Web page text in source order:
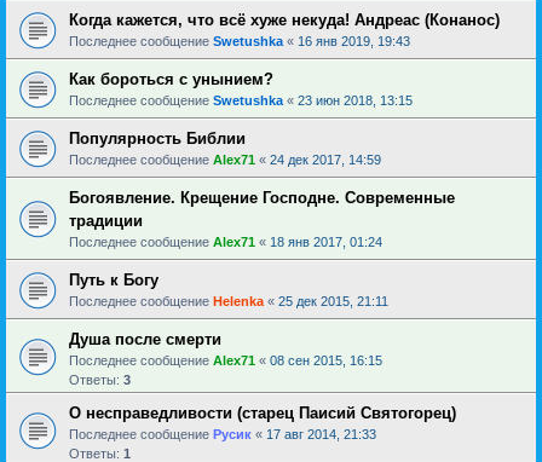
Когда кажется, что всё хуже некуда! Андреас (Конанос)
Последнее сообщение Swetushka « 16 янв 2019, 19:43
Как бороться с унынием?
Последнее сообщение Swetushka « 23 июн 2018, 13:15
Популярность Библии
Последнее сообщение Alex71 « 24 дек 2017, 14:59
Богоявление. Крещение Господне. Современные
традиции
Последнее сообщение Alex71 « 18 янв 2017, 01:24
Путь к Богу
Последнее сообщение Helenka « 25 дек 2015, 21:11
Душа после смерти
Последнее сообщение Alex71 « 08 сен 2015, 16:15
Ответы: 3
О несправедливости (старец Паисий Святогорец)
Последнее сообщение Русик « 17 авг 2014, 21:33
Ответы: 1